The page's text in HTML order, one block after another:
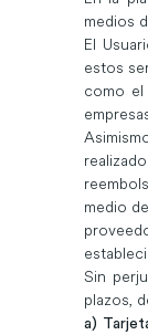
medios
El
estos
como
medio
Sin
plazos,
a)